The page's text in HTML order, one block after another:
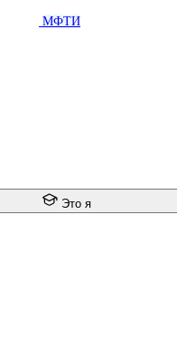
МФТИ
Это я